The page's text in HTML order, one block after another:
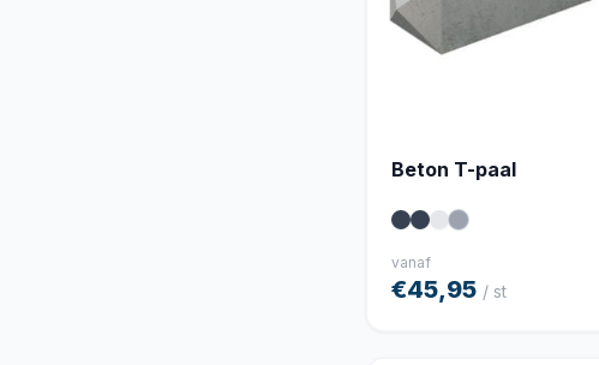
Beton T-paal
vanaf
€45,95 / st